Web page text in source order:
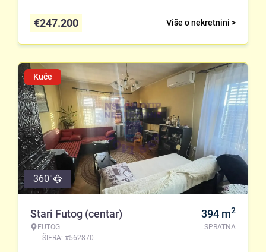
Više o nekretnini >
€247.200
Kuće
360°
Stari Futog (centar)
FUTOG
ŠIFRA: #562870
394 m2
SPRATNA